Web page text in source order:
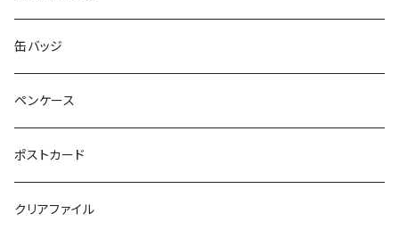
ポニーフック
ブローチ
缶バッジ
ペンケース
ポストカード
クリアファイル